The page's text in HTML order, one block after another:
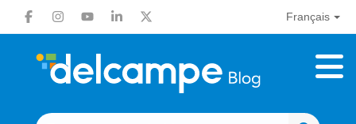
Français